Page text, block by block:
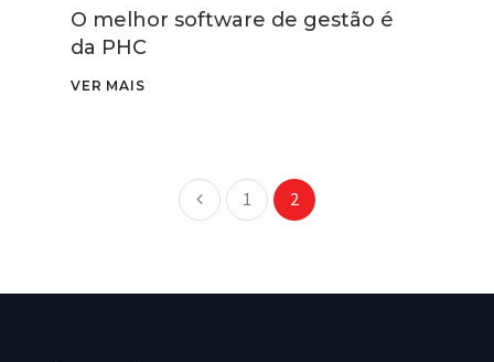
O melhor software de gestão é
da PHC
VER MAIS
1 2